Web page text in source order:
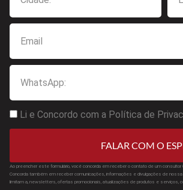
Li e Concordo com a Política de
FALAR COM O
Ao preencher este formulário, você concorda em receber o contato de um consultor
Concorda também em receber comunicações, informações e divulgações de
limitam a, newsletters, ofertas promocionais, atualizações de produtos e